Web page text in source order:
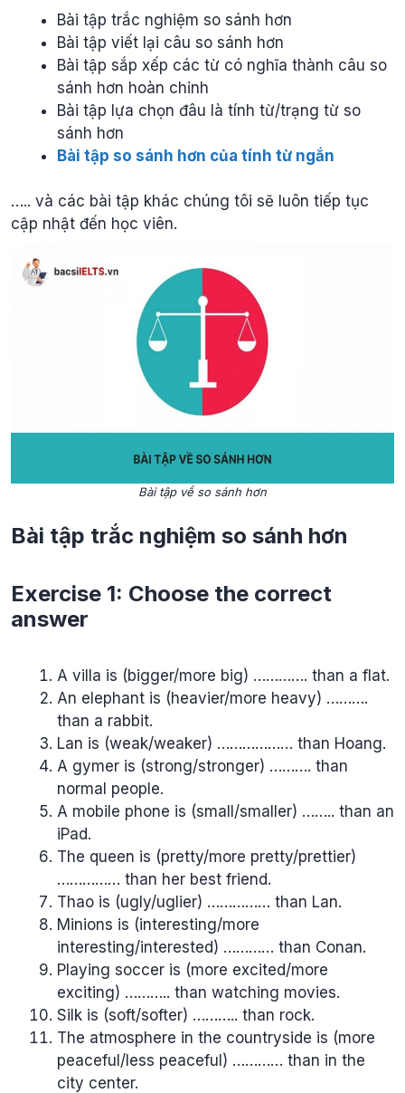
Bài tập trắc nghiệm so sánh hơn
Bài tập viết lại câu so sánh hơn
Bài tập sắp xếp các từ có nghĩa thành câu so
sánh hơn hoàn chỉnh
Bài tập lựa chọn đâu là tính từ/trạng từ so
sánh hơn
Bài tập so sánh hơn của tính từ ngắn
….. và các bài tập khác chúng tôi sẽ luôn tiếp tục
cập nhật đến học viên.
Bài tập về so sánh hơn
Bài tập trắc nghiệm so sánh hơn
Exercise 1: Choose the correct
answer
A villa is (bigger/more big) …………. than a flat.
An elephant is (heavier/more heavy) ……….
than a rabbit.
Lan is (weak/weaker) ……………… than Hoang.
A gymer is (strong/stronger) ………. than
normal people.
A mobile phone is (small/smaller) …….. than an
iPad.
The queen is (pretty/more pretty/prettier)
…………… than her best friend.
Thao is (ugly/uglier) …………… than Lan.
Minions is (interesting/more
interesting/interested) ………… than Conan.
Playing soccer is (more excited/more
exciting) ……….. than watching movies.
Silk is (soft/softer) ……….. than rock.
The atmosphere in the countryside is (more
peaceful/less peaceful) ………… than in the
city center.